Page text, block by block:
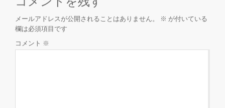
メールアドレスが公開されることはありません。 ※ が付いている
欄は必須項目です
コメント ※